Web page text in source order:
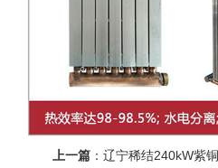
上一篇 ： 辽宁稀结240kW紫